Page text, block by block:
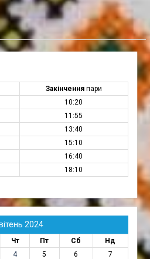
Закінченняпари
10:20
11:55
13:40
15:10
16:40
18:10
2024
Чт Пт Сб
Нд
4 5 6
7